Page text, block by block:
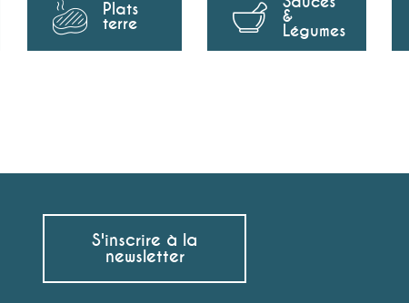
Plats
terre &
Légumes
S'inscrire à la
newsletter